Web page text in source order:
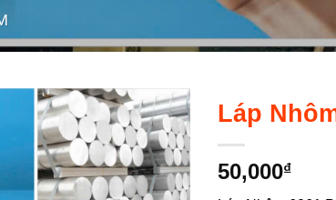
Láp
50,000₫
NHẬP SỐ SĐT/ZALO